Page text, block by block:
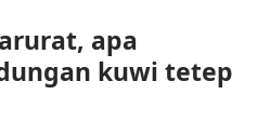
apa
kuwi tetep